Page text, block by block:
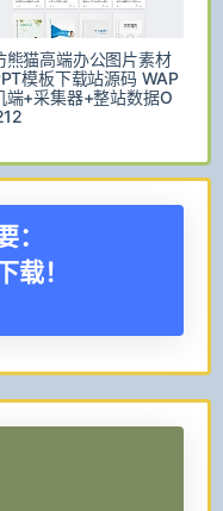
熊猫高端办公图片素材
模板下载站源码 WAP
端+采集器+整站数据O
：
载！